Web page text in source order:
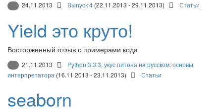
24.11.2013 Выпуск 4 (22.11.2013 - 29.11.2013) Статьи
Yield это круто!
Восторженный отзыв с примерами кода
21.11.2013
Python 3.3.3, укус питона на русском, основы
интерпретатора (16.11.2013 - 23.11.2013) Статьи
seaborn